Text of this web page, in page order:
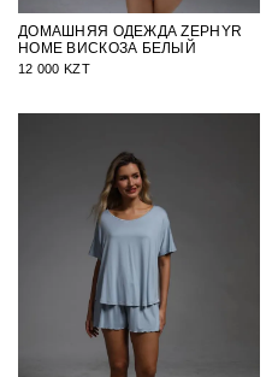
ДОМАШНЯЯ ОДЕЖДА ZEPHYR
HOME ВИСКОЗА БЕЛЫЙ
12 000 KZT